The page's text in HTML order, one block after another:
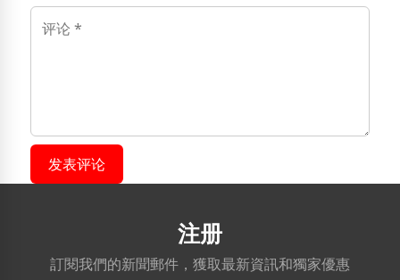
发表评论
注册
訂閱我們的新聞郵件，獲取最新資訊和獨家優惠